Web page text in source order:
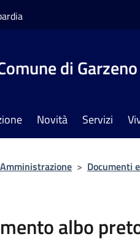
di Garzeno
Novità Servizi
Amministrazione > Documenti
albo